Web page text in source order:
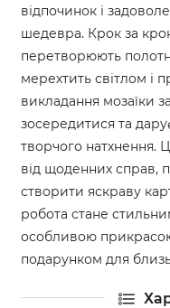
відпочинок і
шедевра. Крок за
перетворюють
мерехтить світлом і
викладання мозаїки
зосередитися та
творчого натхнення.
від щоденних справ,
створити яскраву
робота стане
особливою
подарунком для